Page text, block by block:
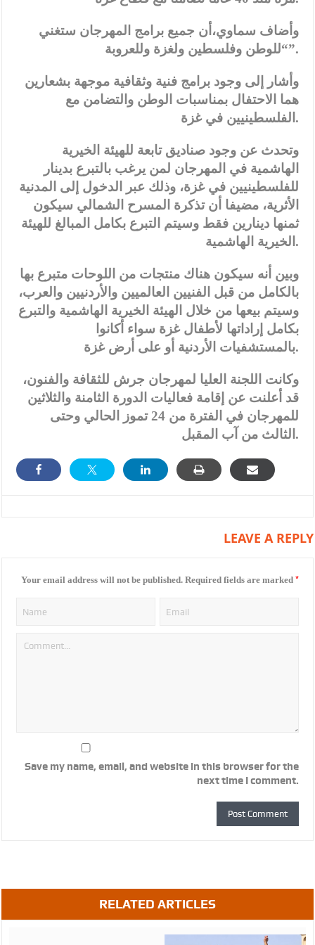
وأضاف سماوي،أن جميع برامج المهرجان ستغني
“للوطن وفلسطين ولغزة وللعروبة”.
وأشار إلى وجود برامج فنية وثقافية موجهة بشعارين
هما الاحتفال بمناسبات الوطن والتضامن مع
الفلسطينيين في غزة.
وتحدث عن وجود صناديق تابعة للهيئة الخيرية
الهاشمية في المهرجان لمن يرغب بالتبرع بدينار
للفلسطينيين في غزة، وذلك عبر الدخول إلى المدنية
الأثرية، مضيفا أن تذكرة المسرح الشمالي سيكون
ثمنها دينارين فقط وسيتم التبرع بكامل المبالغ للهيئة
الخيرية الهاشمية.
وبين أنه سيكون هناك منتجات من اللوحات متبرع بها
بالكامل من قبل الفنيين العالميين والأردنيين والعرب،
وسيتم بيعها من خلال الهيئة الخيرية الهاشمية والتبرع
بكامل إراداتها لأطفال غزة سواء أكانوا
بالمستشفيات الأردنية أو على أرض غزة.
وكانت اللجنة العليا لمهرجان جرش للثقافة والفنون،
قد أعلنت عن إقامة فعاليات الدورة الثامنة والثلاثين
للمهرجان في الفترة من 24 تموز الحالي وحتى
الثالث من آب المقبل.
LEAVE A REPLY
Your email address will not be published. Required fields are marked *
Save my name, email, and website in this browser for the
next time I comment.
RELATED ARTICLES